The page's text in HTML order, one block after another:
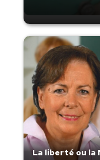
La liberté ou la